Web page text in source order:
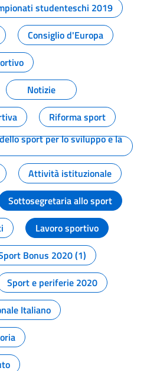
studenteschi 2019
Consiglio d'Europa
Notizie
Riforma sport
sport per lo sviluppo e la
Attività istituzionale
Sottosegretaria allo sport
Lavoro sportivo
Bonus 2020 (1)
Sport e periferie 2020
Italiano